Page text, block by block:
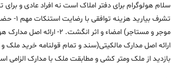
سلام هولوگرام برای دفتر املاک است نه افراد عادی و
تشرف
بازدید از ملک ومتر کشی و مطابقت ملک با مدارک الزامی